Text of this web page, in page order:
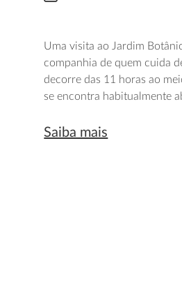
Uma visita ao Jardim
companhia de quem cuida
decorre das 11 horas ao
se encontra habitualmente
Saiba mais